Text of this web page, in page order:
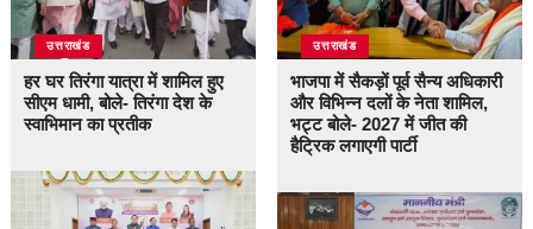
उत्तराखंड
हर घर तिरंगा यात्रा में शामिल हुए
सीएम धामी, बोले- तिरंगा देश के
स्वाभिमान का प्रतीक
उत्तराखंड
भाजपा में सैकड़ों पूर्व सैन्य अधिकारी
और विभिन्न दलों के नेता शामिल,
भट्ट बोले- 2027 में जीत की
हैट्रिक लगाएगी पार्टी